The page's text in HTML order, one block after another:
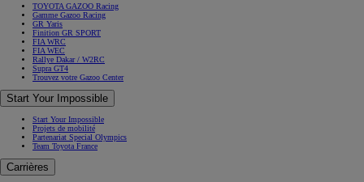
TOYOTA GAZOO Racing
Gamme Gazoo Racing
GR Yaris
Finition GR SPORT
FIA WRC
FIA WEC
Rallye Dakar / W2RC
Supra GT4
Trouvez votre Gazoo Center
Start Your Impossible
Start Your Impossible
Projets de mobilité
Partenariat Special Olympics
Team Toyota France
Carrières